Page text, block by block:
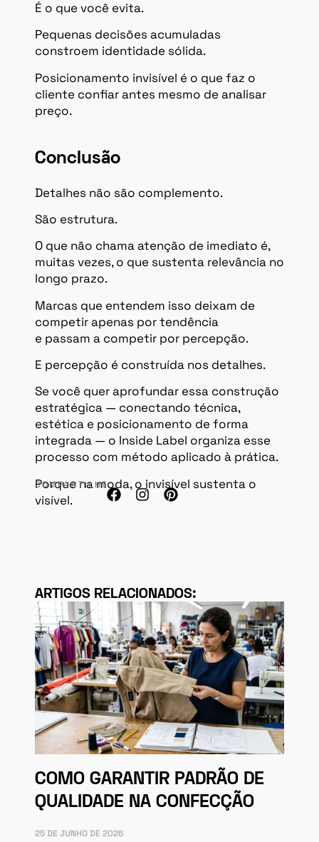
É o que você evita.
Pequenas decisões acumuladas
constroem identidade sólida.
Posicionamento invisível é o que faz o
cliente confiar antes mesmo de analisar
preço.
Conclusão
Detalhes não são complemento.
São estrutura.
O que não chama atenção de imediato é,
muitas vezes, o que sustenta relevância no
longo prazo.
Marcas que entendem isso deixam de
competir apenas por tendência
e passam a competir por percepção.
E percepção é construída nos detalhes.
Se você quer aprofundar essa construção
estratégica — conectando técnica,
estética e posicionamento de forma
integrada — o Inside Label organiza esse
processo com método aplicado à prática.
Porque na moda, o invisível sustenta o
visível.
COMPARTILHE:
ARTIGOS RELACIONADOS:
COMO GARANTIR PADRÃO DE
QUALIDADE NA CONFECÇÃO
25 DE JUNHO DE 2026